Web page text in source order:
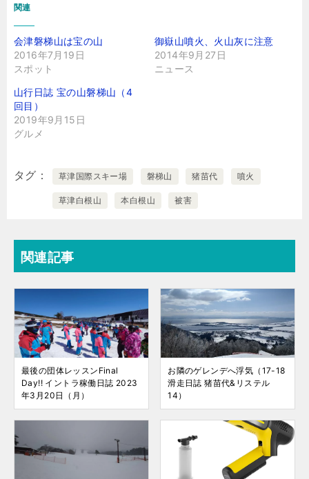
関連
会津磐梯山は宝の山
2016年7月19日
スポット
御嶽山噴火、火山灰に注意
2014年9月27日
ニュース
山行日誌 宝の山磐梯山（4
回目）
2019年9月15日
グルメ
タグ 草津国際スキー場 磐梯山 猪苗代 噴火
草津白根山 本白根山 被害
関連記事
最後の団体レッスンFinal
Day!! イントラ稼働日誌 2023
年3月20日（月）
お隣のゲレンデへ浮気（17-18
滑走日誌 猪苗代&リステル
14）